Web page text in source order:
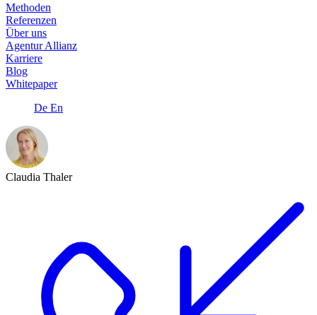
Methoden
Referenzen
Über uns
Agentur Allianz
Karriere
Blog
Whitepaper
De En
Claudia Thaler